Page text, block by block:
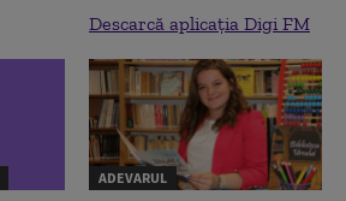
Descarcă aplicația Digi FM
ADEVARUL